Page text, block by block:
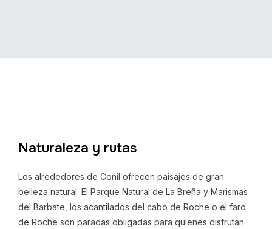
Naturaleza y rutas
Los alrededores de Conil ofrecen paisajes de gran
belleza natural. El Parque Natural de La Breña y Marismas
del Barbate, los acantilados del cabo de Roche o el faro
de Roche son paradas obligadas para quienes disfrutan